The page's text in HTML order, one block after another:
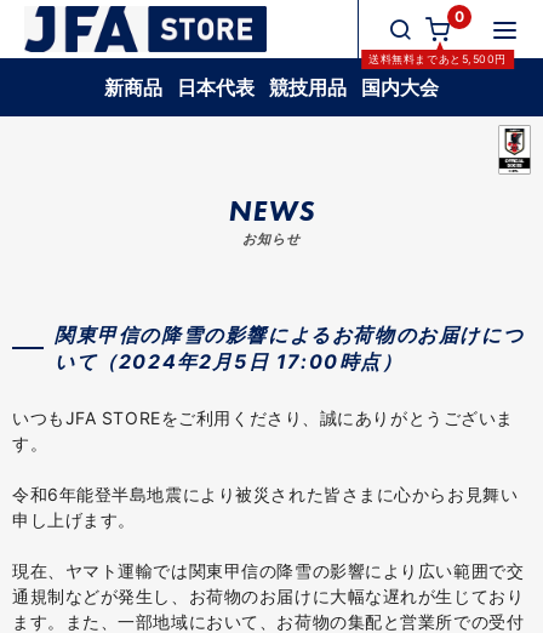
0
送料無料まであと 5,500円
新商品 日本代表 競技用品 国内大会
NEWS
お知らせ
関東甲信の降雪の影響によるお荷物のお届けにつ
いて（2024年2月5日 17:00時点）
いつもJFA STOREをご利用くださり、誠にありがとうございま
す。
令和6年能登半島地震により被災された皆さまに心からお見舞い
申し上げます。
現在、ヤマト運輸では関東甲信の降雪の影響により広い範囲で交
通規制などが発生し、お荷物のお届けに大幅な遅れが生じており
ます。また、一部地域において、お荷物の集配と営業所での受付